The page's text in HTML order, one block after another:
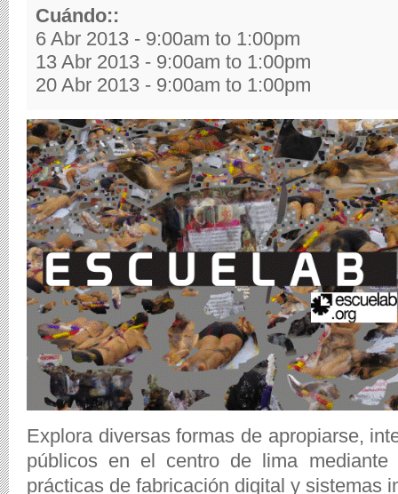
Cuándo::
6 Abr 2013 - 9:00am to 1:00pm
13 Abr 2013 - 9:00am to 1:00pm
20 Abr 2013 - 9:00am to 1:00pm
Explora diversas formas de apropiarse,
públicos en el centro de lima
prácticas de fabricación digital y sistemas